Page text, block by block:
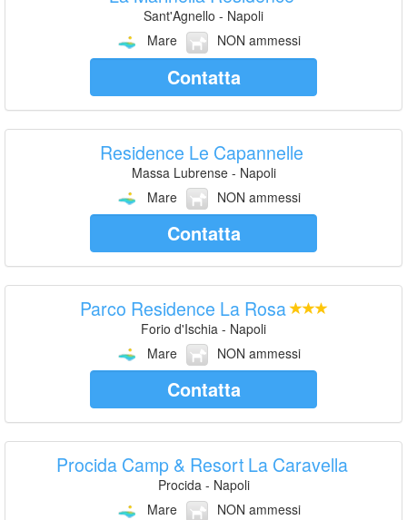
Sant'Agnello - Napoli
Mare
NON ammessi
Contatta
Residence Le Capannelle
Massa Lubrense - Napoli
Mare
NON ammessi
Contatta
Parco Residence La Rosa
Forio d'Ischia - Napoli
Mare
NON ammessi
Contatta
Procida Camp & Resort La Caravella
Procida - Napoli
Mare
NON ammessi